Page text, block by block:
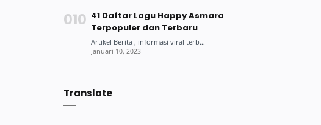
41 Daftar Lagu Happy Asmara
Terpopuler dan Terbaru
Translate